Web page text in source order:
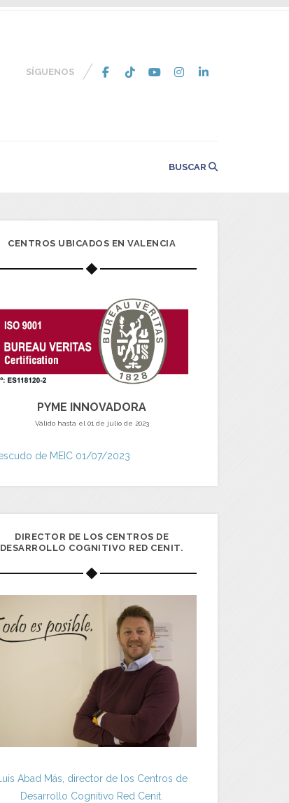
SÍGUENOS
BUSCAR
CENTROS UBICADOS EN VALENCIA
PYME INNOVADORA
Válido hasta el 01 de julio de 2023
DIRECTOR DE LOS CENTROS DE
DESARROLLO COGNITIVO RED CENIT.
Luis Abad Más, director de los Centros de
Desarrollo Cognitivo Red Cenit.